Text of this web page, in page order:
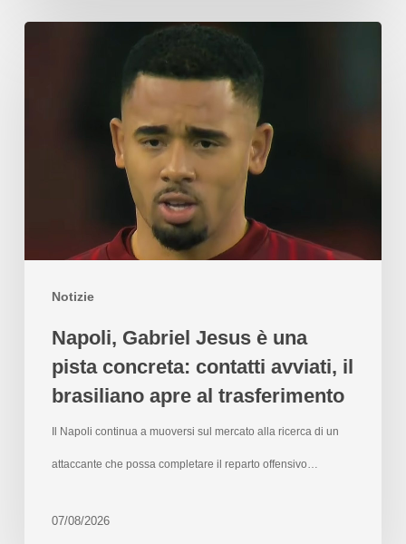
Notizie
Napoli, Gabriel Jesus è una
pista concreta: contatti avviati, il
brasiliano apre al trasferimento
Il Napoli continua a muoversi sul mercato alla ricerca di un
attaccante che possa completare il reparto offensivo…
07/08/2026